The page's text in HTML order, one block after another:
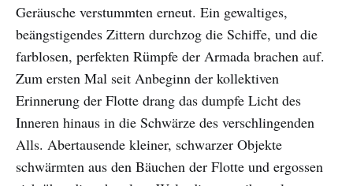
Geräusche verstummten erneut. Ein gewaltiges,
beängstigendes Zittern durchzog die Schiffe, und die
farblosen, perfekten Rümpfe der Armada brachen auf.
Zum ersten Mal seit Anbeginn der kollektiven
Erinnerung der Flotte drang das dumpfe Licht des
Inneren hinaus in die Schwärze des verschlingenden
Alls. Abertausende kleiner, schwarzer Objekte
schwärmten aus den Bäuchen der Flotte und ergossen